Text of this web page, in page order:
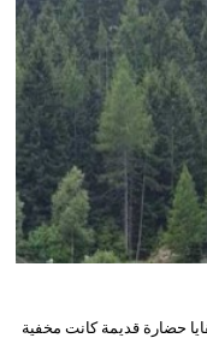
حضارة قديمة كانت مخفية